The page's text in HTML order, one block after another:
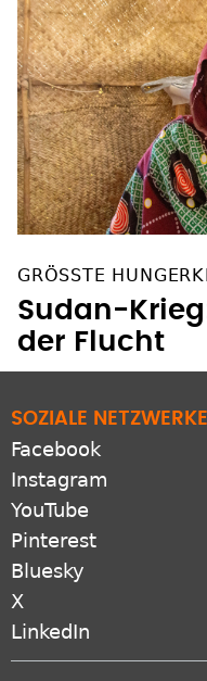
GRÖSSTE
Sudan-
der Flucht
SOZIALE NETZWERKE
Facebook
Instagram
YouTube
Pinterest
Bluesky
X
LinkedIn